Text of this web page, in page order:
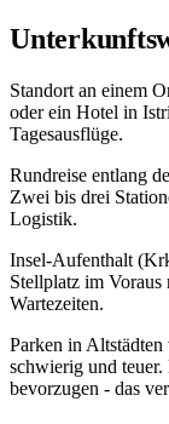
Standort an einem
oder ein Hotel in
Tagesausflüge.
Rundreise entlang
Zwei bis drei
Logistik.
Insel-Aufenthalt
Stellplatz im Voraus
Wartezeiten.
Parken in
schwierig und
bevorzugen - das